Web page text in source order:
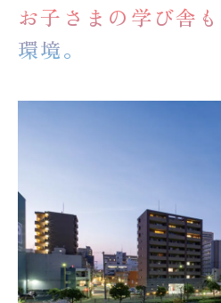
お子さまの学び舎
環境。